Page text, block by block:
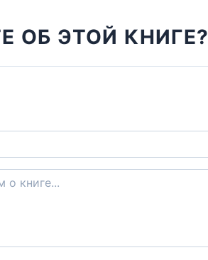
ОБ ЭТОЙ КНИГЕ?